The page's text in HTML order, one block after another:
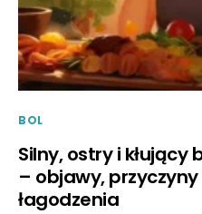
BOL
Silny, ostry i kłujący
– objawy,
łagodzenia